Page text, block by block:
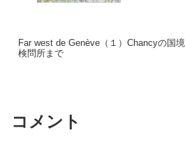
Far west de Genève（１）Chancyの国境
検問所まで
コメント